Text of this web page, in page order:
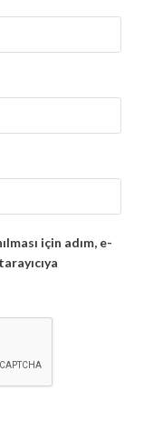
için adım, e-